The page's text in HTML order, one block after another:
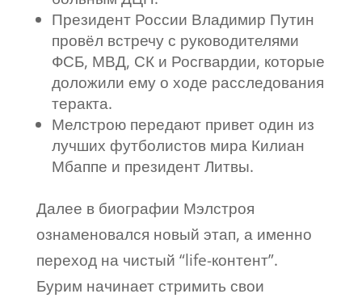
Президент России Владимир Путин
провёл встречу с руководителями
ФСБ, МВД, СК и Росгвардии, которые
доложили ему о ходе расследования
теракта.
Мелстрою передают привет один из
лучших футболистов мира Килиан
Мбаппе и президент Литвы.
Далее в биографии Мэлстроя
ознаменовался новый этап, а именно
переход на чистый “life-контент”.
Бурим начинает стримить свои